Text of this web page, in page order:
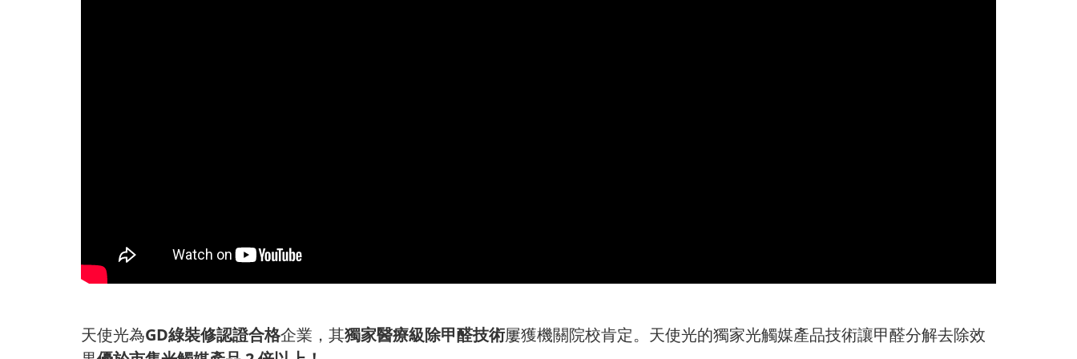
天使光為GD綠裝修認證合格企業，其獨家醫療級除甲醛技術屢獲機關院校肯定。天使光的獨家光觸媒產品技術讓甲醛分解去除效